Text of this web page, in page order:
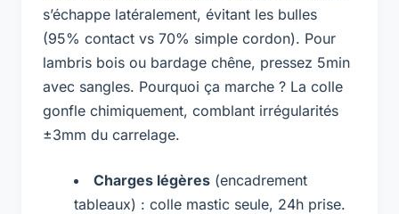
s’échappe latéralement, évitant les bulles
(95% contact vs 70% simple cordon). Pour
lambris bois ou bardage chêne, pressez 5min
avec sangles. Pourquoi ça marche ? La colle
gonfle chimiquement, comblant irrégularités
±3mm du carrelage.
Charges légères (encadrement
tableaux) : colle mastic seule, 24h prise.